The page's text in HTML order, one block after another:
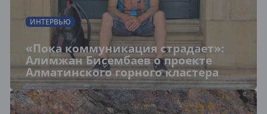
ИНТЕРВЬЮ
«Пока коммуникация страдает»:
Алимжан Бисембаев о проекте
Алматинского горного кластера